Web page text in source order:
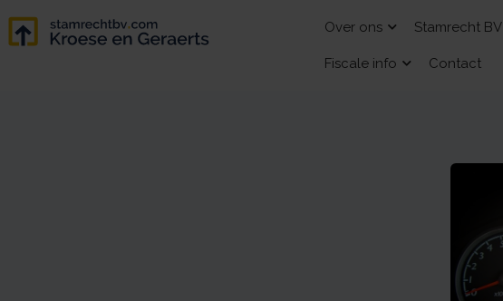
Over ons Stamrecht BV
Fiscale info Contact